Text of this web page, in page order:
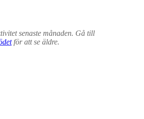
senaste månaden. Gå till
för att se äldre.